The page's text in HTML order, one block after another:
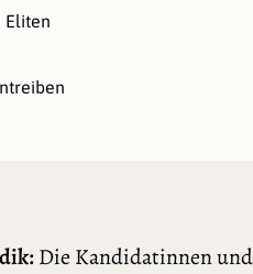
Eliten
Die Kandidatinnen